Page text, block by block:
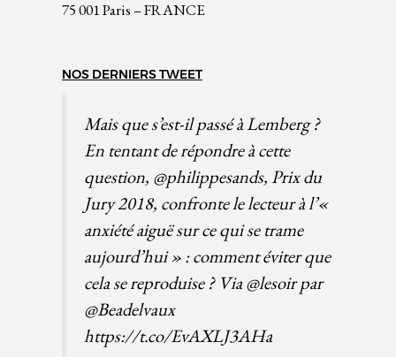
75 001 Paris – FRANCE
NOS DERNIERS TWEET
Mais que s’est-il passé à Lemberg ?
En tentant de répondre à cette
question, @philippesands, Prix du
Jury 2018, confronte le lecteur à l’«
anxiété aiguë sur ce qui se trame
aujourd’hui » : comment éviter que
cela se reproduise ? Via@lesoirpar
@Beadelvaux
https://t.co/EvAXLJ3AHa